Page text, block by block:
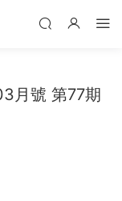
月號 第77期